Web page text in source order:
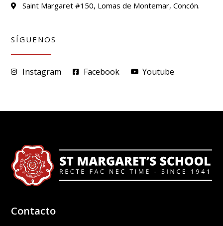
Saint Margaret #150, Lomas de Montemar, Concón.
SÍGUENOS
Instagram Facebook Youtube
Contacto